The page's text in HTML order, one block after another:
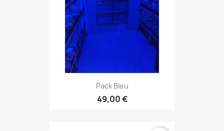
Pack Bleu
49,00 €